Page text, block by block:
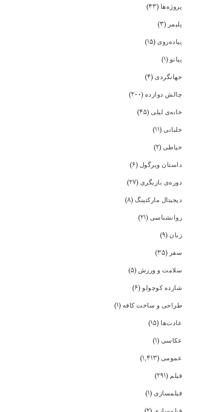
پروژه‌ها (۴۳)
پلیمر (۳)
پیاده‌روی (۱۵)
پیانو(۱)
جهانگردی (۴)
چالش دوازده (۲۰۰)
خانه‌ی لیلی (۴۵)
خلبانی (۱۱)
خیاطی (۲)
داستان ویرگول (۶)
دوره‌ی بازیگری (۲۷)
دیجیتال مارکتینگ (۸)
روانشناسی (۲۱)
زبان (۹)
سفر (۳۵)
سلامت و ورزش (۵)
شازده کوچولو(۶)
طراحی و ساخت کافه (۱)
عادت‌ها (۱۵)
عکاسی (۱)
عمومی (۱,۴۱۳)
فیلم (۲۹۱)
فیلمسازی (۱)